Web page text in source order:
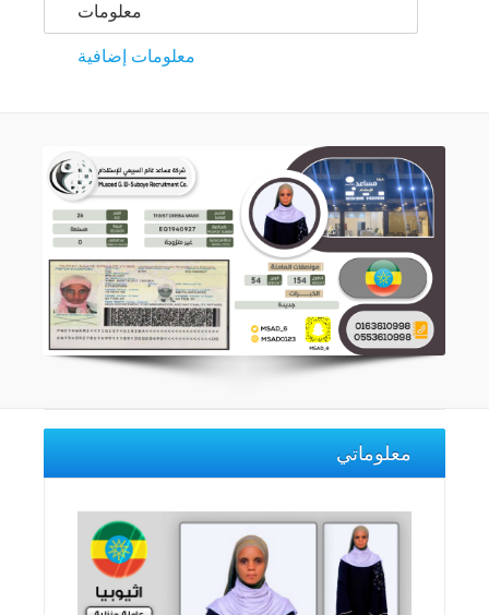
معلومات
معلومات إضافية
معلوماتي